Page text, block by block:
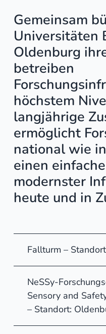
Gemeinsam
Universitäten
Oldenburg
betreiben
höchstem
langjährige
ermöglicht
national wie
einen
modernster
heute und in
Fallturm –
NeSSy-
Sensory and
– Standort: